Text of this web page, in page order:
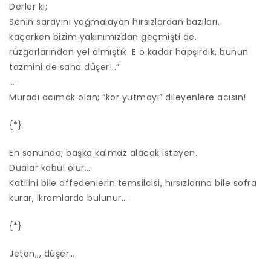
Derler ki;
Senin sarayını yağmalayan hırsızlardan bazıları,
kaçarken bizim yakınımızdan geçmişti de,
rüzgarlarından yel almıştık. E o kadar hapşırdık, bunun
tazmini de sana düşer!..”
…..
Muradı acımak olan; “kor yutmayı” dileyenlere acısın!
{*}
En sonunda, başka kalmaz alacak isteyen.
Dualar kabul olur…
Katilini bile affedenlerin temsilcisi, hırsızlarına bile sofra
kurar, ikramlarda bulunur…
{*}
Jeton,,, düşer…